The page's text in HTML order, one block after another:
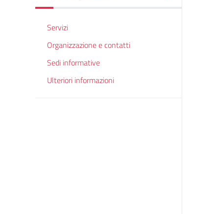
Servizi
Organizzazione e contatti
Sedi informative
Ulteriori informazioni